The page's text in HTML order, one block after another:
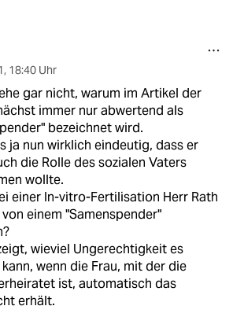
, 18:40 Uhr
gar nicht, warum im Artikel der
immer nur abwertend als
bezeichnet wird.
ja nun wirklich eindeutig, dass er
die Rolle des sozialen Vaters
wollte.
einer In-vitro-Fertilisation Herr Rath
einem "Samenspender"
wieviel Ungerechtigkeit es
wenn die Frau, mit der die
ist, automatisch das
erhält.